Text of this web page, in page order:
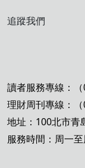
追蹤我們
讀者服務專線：
理財周刊專線：
地址：100北市青
服務時間：周一